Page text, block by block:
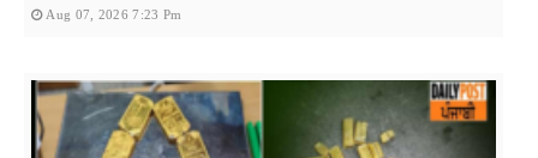
Aug 07, 2026 7:23 Pm